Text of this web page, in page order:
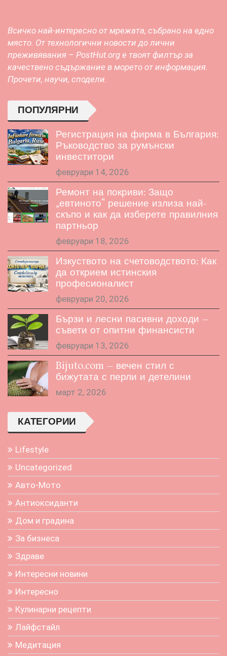
Всичко най-интересно от мрежата, събрано на едно
място. От технологични новости до лични
преживявания – PostHut.org е твоят филтър за
качествено съдържание в морето от информация.
Прочети, научи, сподели.
ПОПУЛЯРНИ
Регистрация на фирма в България:
Ръководство за румънски
инвеститори
февруари 14, 2026
Ремонт на покриви: Защо
„евтиното“ решение излиза най-
скъпо и как да изберете правилния
партньор
февруари 18, 2026
Изкуството на счетоводството: Как
да открием истинския
професионалист
февруари 20, 2026
Бързи и лесни пасивни доходи –
съвети от опитни финансисти
февруари 13, 2026
Bijuto.com – вечен стил с
бижутата с перли и детелини
март 2, 2026
КАТЕГОРИИ
Lifestyle
Uncategorized
Авто-Мото
Антиоксиданти
Дом и градина
За бизнеса
Здраве
Интересни новини
Интересно
Кулинарни рецепти
Лайфстайл
Медитация